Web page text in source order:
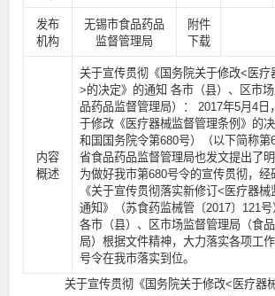
发布
机构
无锡市食品药品
监督管理局
附件
下载
内容
概述
关于宣传贯彻《国务院关于修改<医疗
>的决定》的通知 各市（县）、区市
品药品监督管理局）： 2017年5月4日
于修改《医疗器械监督管理条例》的
和国国务院令第680号）（以下简称第
省食品药品监督管理局也发文提出了明
为做好我市第680号令的宣传贯彻，经
《关于宣传贯彻落实新修订<医疗器
通知》（苏食药监械管〔2017〕121
各市（县）、区市场监督管理局（食
局）根据文件精神，大力落实各项工
号令在我市落实到位。
关于宣传贯彻《国务院关于修改<医疗器